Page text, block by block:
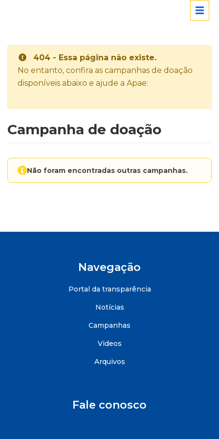
404 - Essa página não existe.
No entanto, confira as campanhas de doação
disponíveis abaixo e ajude a Apae:
Campanha de doação
Não foram encontradas outras campanhas.
Navegação
Portal da transparência
Notícias
Campanhas
Videos
Arquivos
Fale conosco